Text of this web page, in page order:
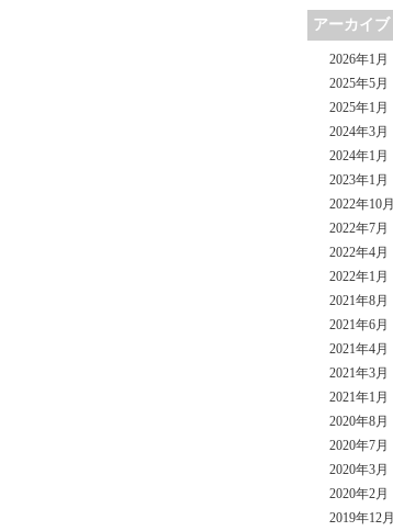
アーカイブ
2026年1月
2025年5月
2025年1月
2024年3月
2024年1月
2023年1月
2022年10月
2022年7月
2022年4月
2022年1月
2021年8月
2021年6月
2021年4月
2021年3月
2021年1月
2020年8月
2020年7月
2020年3月
2020年2月
2019年12月